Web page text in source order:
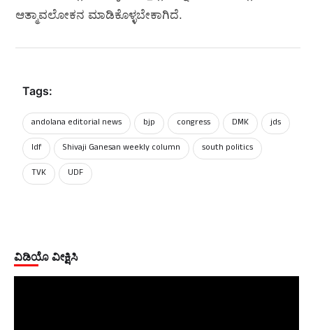
ಆತ್ಮಾವಲೋಕನ ಮಾಡಿಕೊಳ್ಳಬೇಕಾಗಿದೆ.
Tags:
andolana editorial news bjp congress DMK
‌jds
ldf
Shivaji Ganesan weekly column
south politics
TVK
UDF
ವಿಡಿಯೊ ವೀಕ್ಷಿಸಿ